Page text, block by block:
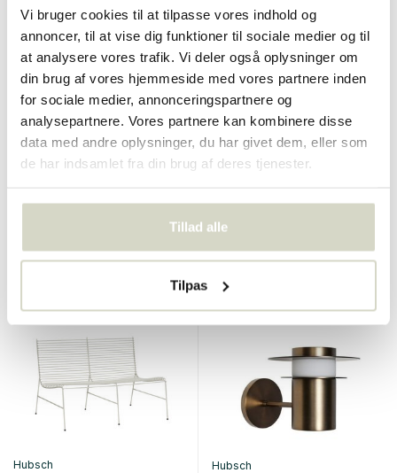
Vi bruger cookies til at tilpasse vores indhold og
annoncer, til at vise dig funktioner til sociale medier og til
at analysere vores trafik. Vi deler også oplysninger om
din brug af vores hjemmeside med vores partnere inden
for sociale medier, annonceringspartnere og
analysepartnere. Vores partnere kan kombinere disse
data med andre oplysninger, du har givet dem, eller som
de har indsamlet fra din brug af deres tjenester.
Tillad alle
Tilpas
Hubsch
String fodstøtte
€110,00 €82,50
• På lager
Hubsch
String loungestol
€290,00 €217,50
• På lager
Hubsch
Hubsch